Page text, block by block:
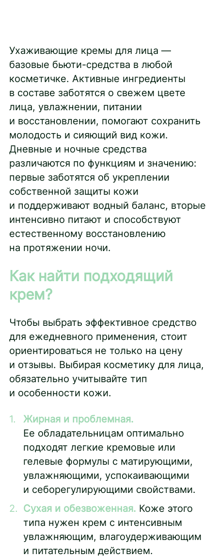
Ухаживающие кремы для лица —
базовые бьюти-средства в любой
косметичке. Активные ингредиенты
в составе заботятся о свежем цвете
лица, увлажнении, питании
и восстановлении, помогают сохранить
молодость и сияющий вид кожи.
Дневные и ночные средства
различаются по функциям и значению:
первые заботятся об укреплении
собственной защиты кожи
и поддерживают водный баланс, вторые
интенсивно питают и способствуют
естественному восстановлению
на протяжении ночи.
Как найти подходящий
крем?
Чтобы выбрать эффективное средство
для ежедневного применения, стоит
ориентироваться не только на цену
и отзывы. Выбирая косметику для лица,
обязательно учитывайте тип
и особенности кожи.
Жирная и проблемная.
Ее обладательницам оптимально
подходят легкие кремовые или
гелевые формулы с матирующими,
увлажняющими, успокаивающими
и себорегулирующими свойствами.
Сухая и обезвоженная. Коже этого
типа нужен крем с интенсивным
увлажняющим, влагоудерживающим
и питательным действием.